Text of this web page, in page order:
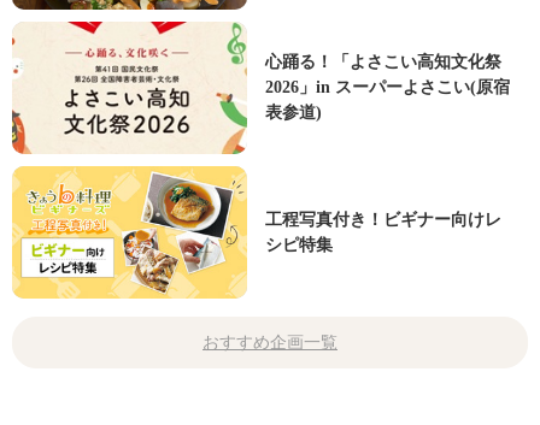
心踊る！「よさこい高知文化祭
2026」in スーパーよさこい(原宿
表参道)
工程写真付き！ビギナー向けレ
シピ特集
おすすめ企画一覧